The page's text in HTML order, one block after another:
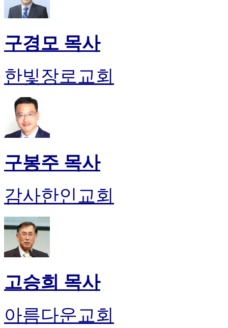
구경모 목사
한빛장로교회
구봉주 목사
감사한인교회
고승희 목사
아름다운교회